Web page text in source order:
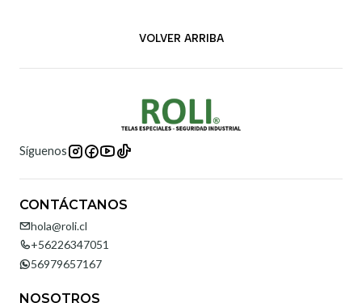
VOLVER ARRIBA
Síguenos
CONTÁCTANOS
hola@roli.cl
+56226347051
56979657167
NOSOTROS